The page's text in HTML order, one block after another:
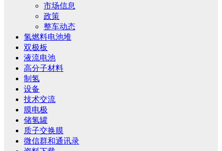
市场信息
政策
整车动态
氢燃料电池堆
双极板
液流电池
高分子材料
制氢
设备
技术交流
膜电极
储氢罐
质子交换膜
微信群和通讯录